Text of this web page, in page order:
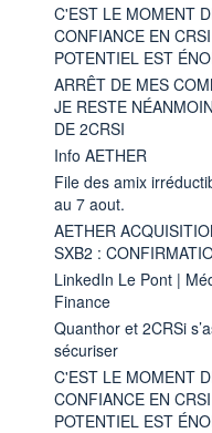
C'EST LE MOMENT
CONFIANCE EN
POTENTIEL EST
ARRÊT DE MES
JE RESTE
DE 2CRSI
Info AETHER
File des amix
au 7 aout.
AETHER
SXB2 :
LinkedIn Le Pont |
Finance
Quanthor et 2CRSi
sécuriser
C'EST LE MOMENT
CONFIANCE EN
POTENTIEL EST